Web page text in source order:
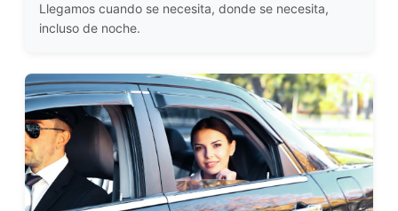
Llegamos cuando se necesita, donde se necesita,
incluso de noche.